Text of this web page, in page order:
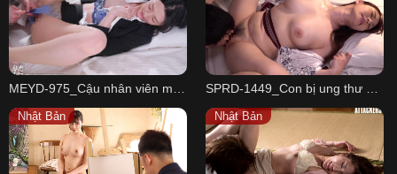
Nhật Bản Nhật Bản